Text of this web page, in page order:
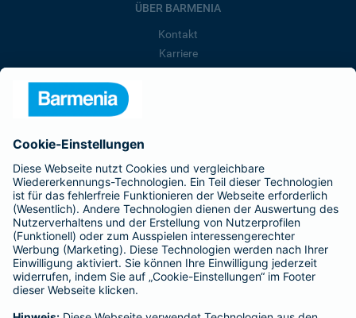
ÜBER BARMENIA
Kontakt
Karriere
Barmenia ist Teil der BarmeniaGothaer
BELIEBTE SEITEN
Kranken-Zusatzversicherung
Tierversicherungen
Haftpflichtversicherung
Hausratversicherung